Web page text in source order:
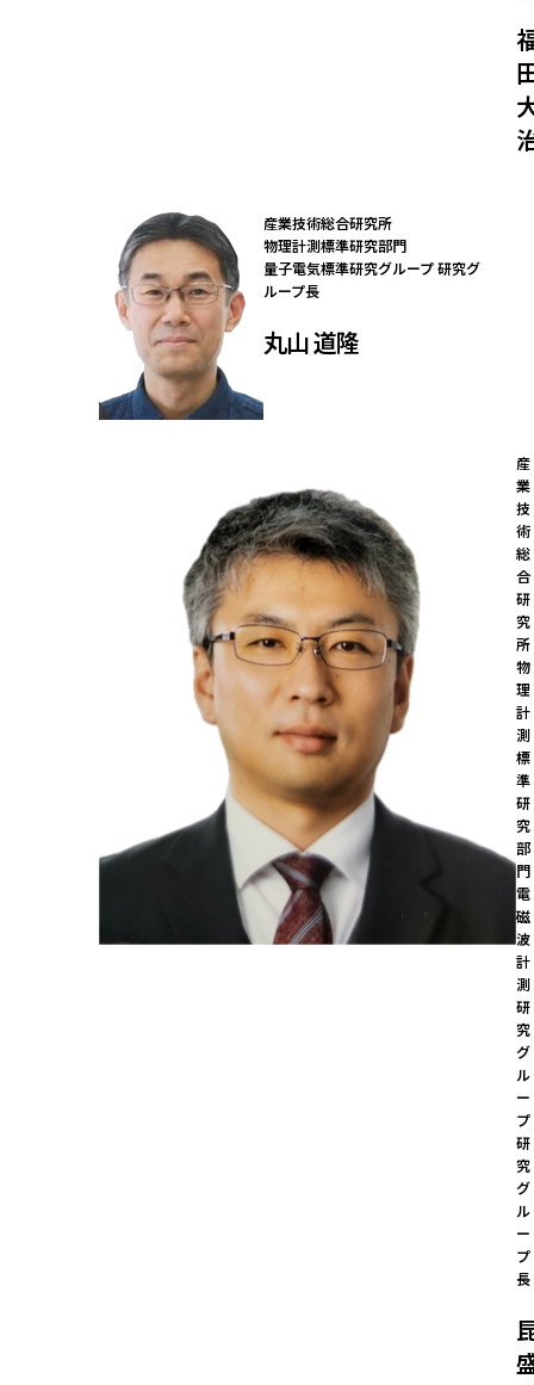
産業技術総合研究所
物理計測標準研究部門
量子電気標準研究グループ 研究グ
ループ長
丸山 道隆
産
業
技
術
総
合
研
究
所
物
理
計
測
標
準
研
究
部
門
電
磁
波
計
測
研
究
グ
ル
ー
プ
研
究
グ
ル
ー
プ
長